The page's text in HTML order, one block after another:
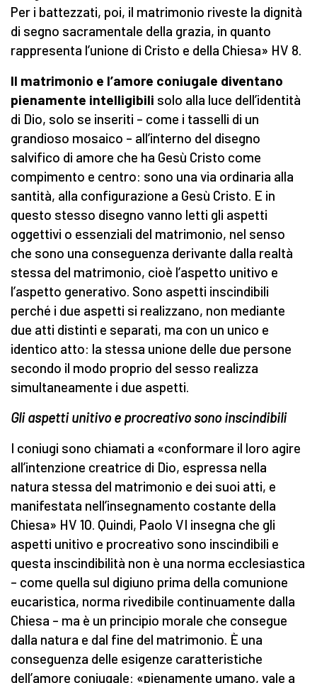
Per i battezzati, poi, il matrimonio riveste la dignità
di segno sacramentale della grazia, in quanto
rappresenta l’unione di Cristo e della Chiesa» HV 8.
Il matrimonio e l’amore coniugale diventano
pienamente intelligibili solo alla luce dell’identità
di Dio, solo se inseriti – come i tasselli di un
grandioso mosaico – all’interno del disegno
salvifico di amore che ha Gesù Cristo come
compimento e centro: sono una via ordinaria alla
santità, alla configurazione a Gesù Cristo. E in
questo stesso disegno vanno letti gli aspetti
oggettivi o essenziali del matrimonio, nel senso
che sono una conseguenza derivante dalla realtà
stessa del matrimonio, cioè l’aspetto unitivo e
l’aspetto generativo. Sono aspetti inscindibili
perché i due aspetti si realizzano, non mediante
due atti distinti e separati, ma con un unico e
identico atto: la stessa unione delle due persone
secondo il modo proprio del sesso realizza
simultaneamente i due aspetti.
Gli aspetti unitivo e procreativo sono inscindibili
I coniugi sono chiamati a «conformare il loro agire
all’intenzione creatrice di Dio, espressa nella
natura stessa del matrimonio e dei suoi atti, e
manifestata nell’insegnamento costante della
Chiesa» HV 10. Quindi, Paolo VI insegna che gli
aspetti unitivo e procreativo sono inscindibili e
questa inscindibilità non è una norma ecclesiastica
– come quella sul digiuno prima della comunione
eucaristica, norma rivedibile continuamente dalla
Chiesa – ma è un principio morale che consegue
dalla natura e dal fine del matrimonio. È una
conseguenza delle esigenze caratteristiche
dell’amore coniugale: «pienamente umano, vale a